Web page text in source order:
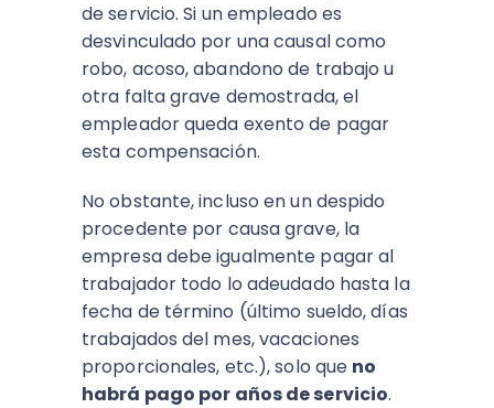
de servicio. Si un empleado es
desvinculado por una causal como
robo, acoso, abandono de trabajo u
otra falta grave demostrada, el
empleador queda exento de pagar
esta compensación.
No obstante, incluso en un despido
procedente por causa grave, la
empresa debe igualmente pagar al
trabajador todo lo adeudado hasta la
fecha de término (último sueldo, días
trabajados del mes, vacaciones
proporcionales, etc.), solo que no
habrá pago por años de servicio.